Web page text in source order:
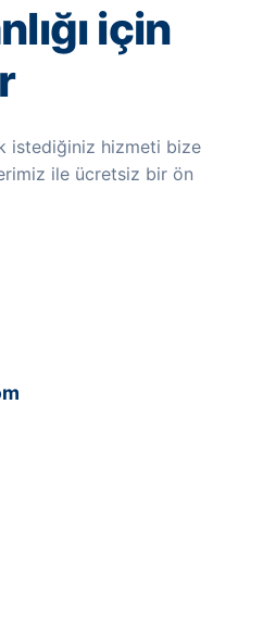
için
istediğiniz hizmeti bize
ile ücretsiz bir ön